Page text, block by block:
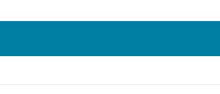
TC Standart Bayonet J Tip
TC Standart